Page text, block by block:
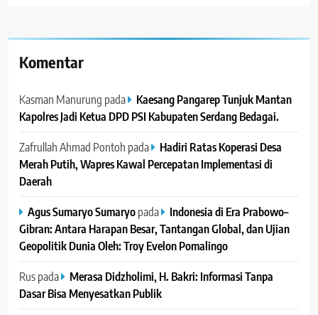
Komentar
Kasman Manurung pada
Kaesang Pangarep Tunjuk Mantan
Kapolres Jadi Ketua DPD PSI Kabupaten Serdang Bedagai. ‎ ‎
Zafrullah Ahmad Pontoh pada
Hadiri Ratas Koperasi Desa
Merah Putih, Wapres Kawal Percepatan Implementasi di
Daerah
Agus Sumaryo Sumaryopada
Indonesia di Era Prabowo–
Gibran: Antara Harapan Besar, Tantangan Global, dan Ujian
Geopolitik Dunia Oleh: Troy Evelon Pomalingo
Ruspada
Merasa Didzholimi, H. Bakri: Informasi Tanpa
Dasar Bisa Menyesatkan Publik